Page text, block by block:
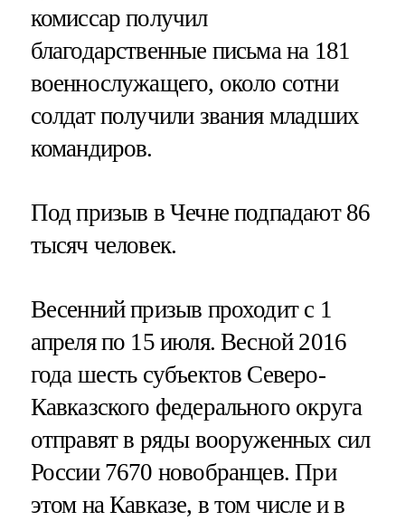
комиссар получил
благодарственные письма на 181
военнослужащего, около сотни
солдат получили звания младших
командиров.
Под призыв в Чечне подпадают 86
тысяч человек.
Весенний призыв проходит с 1
апреля по 15 июля. Весной 2016
года шесть субъектов Северо-
Кавказского федерального округа
отправят в ряды вооруженных сил
России 7670 новобранцев. При
этом на Кавказе, в том числе и в